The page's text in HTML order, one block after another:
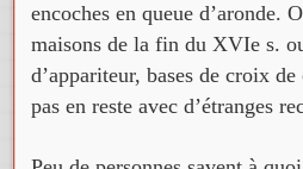
encoches en queue d’aronde.
maisons de la fin du XVIe s.
d’appariteur, bases de croix
pas en reste avec d’étranges